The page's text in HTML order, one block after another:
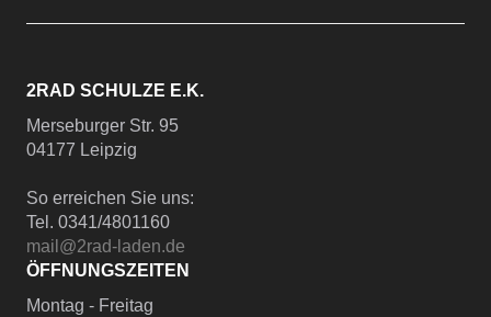
2RAD SCHULZE E.K.
Merseburger Str. 95
04177 Leipzig
So erreichen Sie uns:
Tel. 0341/4801160
mail@2rad-laden.de
ÖFFNUNGSZEITEN
Montag - Freitag